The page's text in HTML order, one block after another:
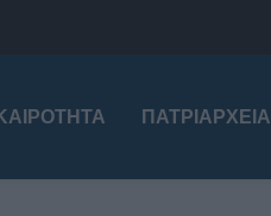
ΠΑΤΡΙΑΡΧΕΊΑ